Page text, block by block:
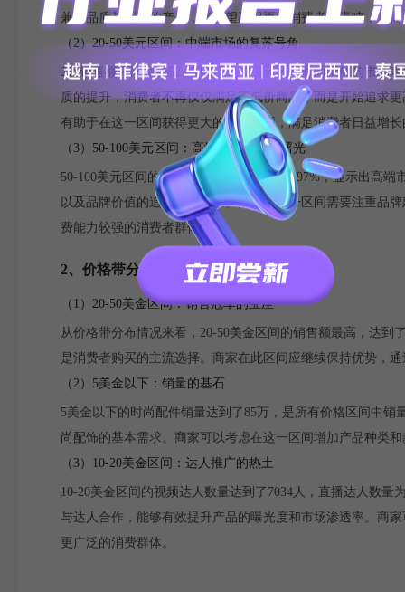
兼具品质与创意的产品，将有望赢得更多消费者的青睐，从
（2）20-50美元区间：中端市场的复苏号角
2月销售额环比增长52.02%，20-50美元区间时尚配件的市场
质的提升，消费者不再仅仅满足于低价商品，而是开始追求
有助于在这一区间获得更大的市场份额，满足消费者日益增
（3）50-100美元区间：高端市场的回暖曙光
50-100美元区间的时尚配件在2月增长了74.97%，显示出高
以及品牌价值的追求依然存在。商家在这一区间需要注重品
费能力较强的消费者群体。
2、价格带分布：市场布局的深层洞察
（1）20-50美金区间：销售冠军的宝座
从价格带分布情况来看，20-50美金区间的销售额最高，达到
是消费者购买的主流选择。商家在此区间应继续保持优势，
（2）5美金以下：销量的基石
5美金以下的时尚配件销量达到了85万，是所有价格区间中
尚配饰的基本需求。商家可以考虑在这一区间增加产品种类
（3）10-20美金区间：达人推广的热土
10-20美金区间的视频达人数量达到了7034人，直播达人数
与达人合作，能够有效提升产品的曝光度和市场渗透率。商
更广泛的消费群体。